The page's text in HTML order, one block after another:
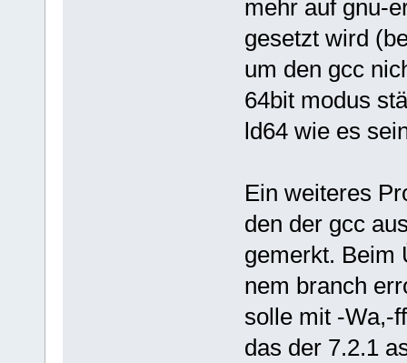
mehr auf gnu-
gesetzt wird
um den gcc
64bit modus
ld64 wie es
Ein weiteres
den der gcc
gemerkt. Beim
nem branch
solle mit -Wa,-
das der 7.2.1